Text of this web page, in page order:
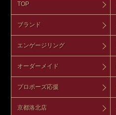
TOP
ブランド
エンゲージリング
オーダーメイド
プロポーズ応援
京都洛北店